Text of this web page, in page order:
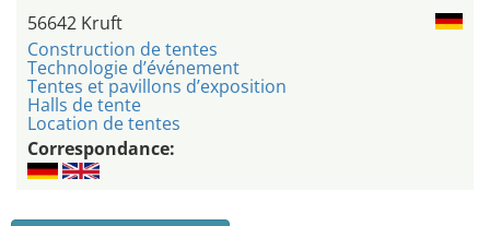
56642 Kruft
Construction de tentes
Technologie d’événement
Tentes et pavillons d’exposition
Halls de tente
Location de tentes
Correspondance: